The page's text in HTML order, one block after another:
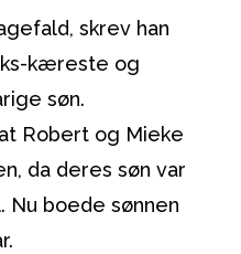
skrev han
kæreste og
søn.
Robert og Mieke
da deres søn var
Nu boede sønnen